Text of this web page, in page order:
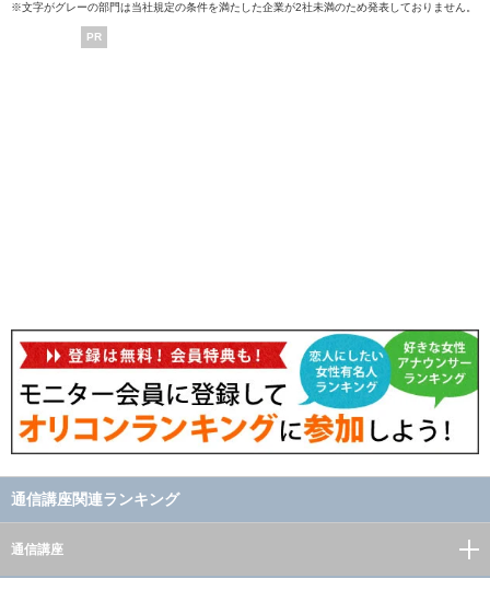
※文字がグレーの部門は当社規定の条件を満たした企業が2社未満のため発表しておりません。
PR
通信講座関連ランキング
通信講座